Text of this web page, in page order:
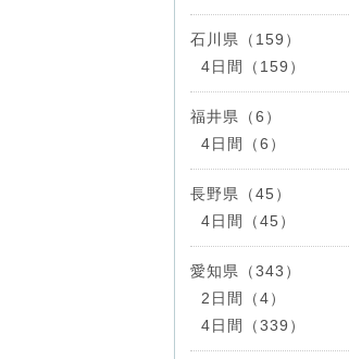
石川県（159）
4日間（159）
福井県（6）
4日間（6）
長野県（45）
4日間（45）
愛知県（343）
2日間（4）
4日間（339）